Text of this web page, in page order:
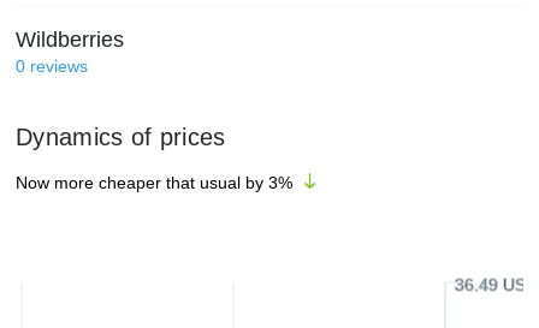
Wildberries
0 reviews
Dynamics of prices
Now more cheaper that usual by 3%
36.49 USD